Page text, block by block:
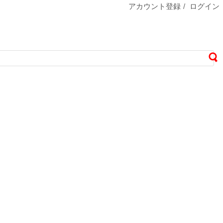
アカウント登録 / ログイン